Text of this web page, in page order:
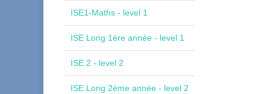
ISE1-Maths - level 1
ISE Long 1ère année - level 1
ISE 2 - level 2
ISE Long 2ème année - level 2